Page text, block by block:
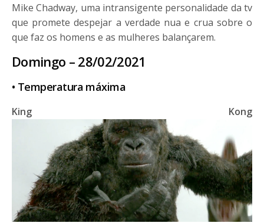
Mike Chadway, uma intransigente personalidade da tv
que promete despejar a verdade nua e crua sobre o
que faz os homens e as mulheres balançarem.
Domingo – 28/02/2021
• Temperatura máxima
King Kong